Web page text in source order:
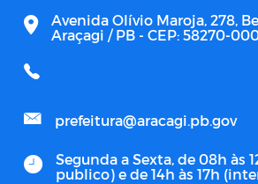
Avenida Olívio Maroja, 278,
Araçagi / PB - CEP: 58270-
prefeitura@aracagi.pb.gov
Segunda a Sexta, de 08h às
publico) e de 14h às 17h